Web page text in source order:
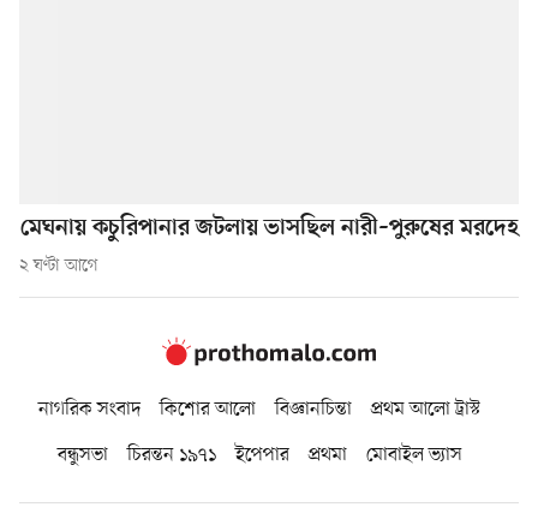
মেঘনায় কচুরিপানার জটলায় ভাসছিল নারী–পুরুষের মরদেহ
২ ঘণ্টা আগে
নাগরিক সংবাদ কিশোর আলো বিজ্ঞানচিন্তা
প্রথম আলো ট্রাস্ট
বন্ধুসভা
চিরন্তন ১৯৭১ ইপেপার প্রথমা মোবাইল ভ্যাস